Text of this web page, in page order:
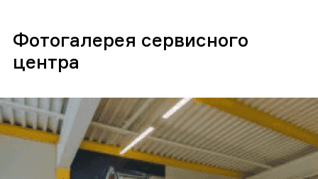
Фотогалерея сервисного
центра